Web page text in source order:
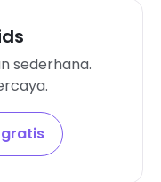
sederhana.